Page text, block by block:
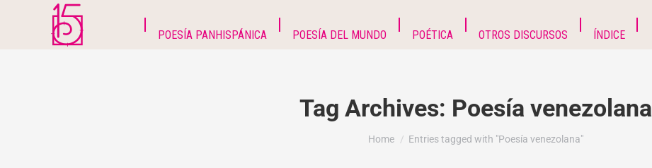
POESÍA PANHISPÁNICA POESÍA DEL MUNDO POÉTICA OTROS DISCURSOS ÍNDICE
Tag Archives: Poesía venezolana
You are here:
Home Entries tagged with "Poesía venezolana"